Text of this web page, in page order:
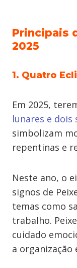
Principais
2025
1. Quatro
Em 2025,
lunares e dois
simbolizam
repentinas e
Neste ano, o
signos de
temas como
trabalho.
cuidado
a organização